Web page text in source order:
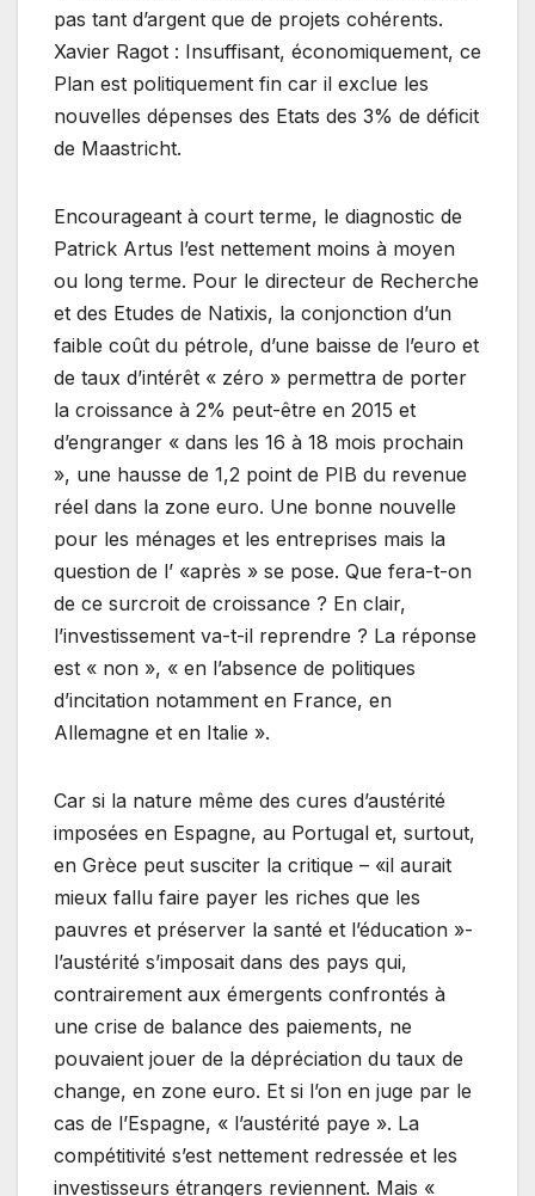
pas tant d’argent que de projets cohérents.
Xavier Ragot : Insuffisant, économiquement, ce
Plan est politiquement fin car il exclue les
nouvelles dépenses des Etats des 3% de déficit
de Maastricht.
Encourageant à court terme, le diagnostic de
Patrick Artus l’est nettement moins à moyen
ou long terme. Pour le directeur de Recherche
et des Etudes de Natixis, la conjonction d’un
faible coût du pétrole, d’une baisse de l’euro et
de taux d’intérêt « zéro » permettra de porter
la croissance à 2% peut-être en 2015 et
d’engranger « dans les 16 à 18 mois prochain
», une hausse de 1,2 point de PIB du revenue
réel dans la zone euro. Une bonne nouvelle
pour les ménages et les entreprises mais la
question de l’ «après » se pose. Que fera-t-on
de ce surcroit de croissance ? En clair,
l’investissement va-t-il reprendre ? La réponse
est « non », « en l’absence de politiques
d’incitation notamment en France, en
Allemagne et en Italie ».
Car si la nature même des cures d’austérité
imposées en Espagne, au Portugal et, surtout,
en Grèce peut susciter la critique – «il aurait
mieux fallu faire payer les riches que les
pauvres et préserver la santé et l’éducation »-
l’austérité s’imposait dans des pays qui,
contrairement aux émergents confrontés à
une crise de balance des paiements, ne
pouvaient jouer de la dépréciation du taux de
change, en zone euro. Et si l’on en juge par le
cas de l’Espagne, « l’austérité paye ». La
compétitivité s’est nettement redressée et les
investisseurs étrangers reviennent. Mais «